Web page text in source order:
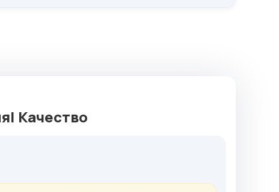
Качество